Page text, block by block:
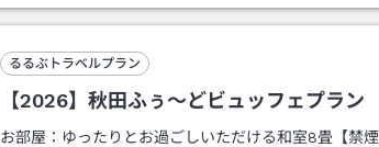
るるぶトラベルプラン
【2026】秋田ふぅ～どビュッフェプラン
お部屋： ゆったりとお過ごしいただける和室8畳【禁煙